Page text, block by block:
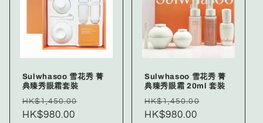
Sulwhasoo 雪花秀 菁
典臻秀眼霜套裝
Prezzo
di
HK$1,450.00
HK$980.00
Sulwhasoo 雪花秀 菁
典臻秀眼霜 20ml 套裝
Prezzo
di
HK$1,450.00
HK$980.00